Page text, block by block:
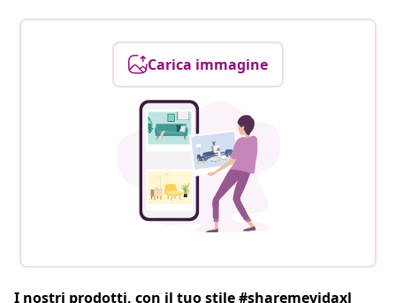
Carica immagine
I nostri prodotti, con il tuo stile #sharemevidaxl